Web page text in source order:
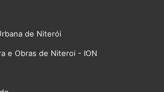
de Niterói
e Obras de Niteroi - ION